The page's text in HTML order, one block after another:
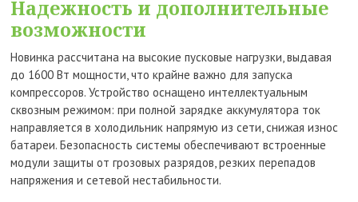
Надежность и дополнительные
возможности
Новинка рассчитана на высокие пусковые нагрузки, выдавая
до 1600 Вт мощности, что крайне важно для запуска
компрессоров. Устройство оснащено интеллектуальным
сквозным режимом: при полной зарядке аккумулятора ток
направляется в холодильник напрямую из сети, снижая износ
батареи. Безопасность системы обеспечивают встроенные
модули защиты от грозовых разрядов, резких перепадов
напряжения и сетевой нестабильности.